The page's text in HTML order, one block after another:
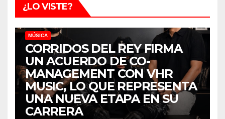
¿LO VISTE?
MÚSICA
CORRIDOS DEL REY FIRMA
UN ACUERDO DE CO-
MANAGEMENT CON VHR
MUSIC, LO QUE REPRESENTA
UNA NUEVA ETAPA EN SU
CARRERA